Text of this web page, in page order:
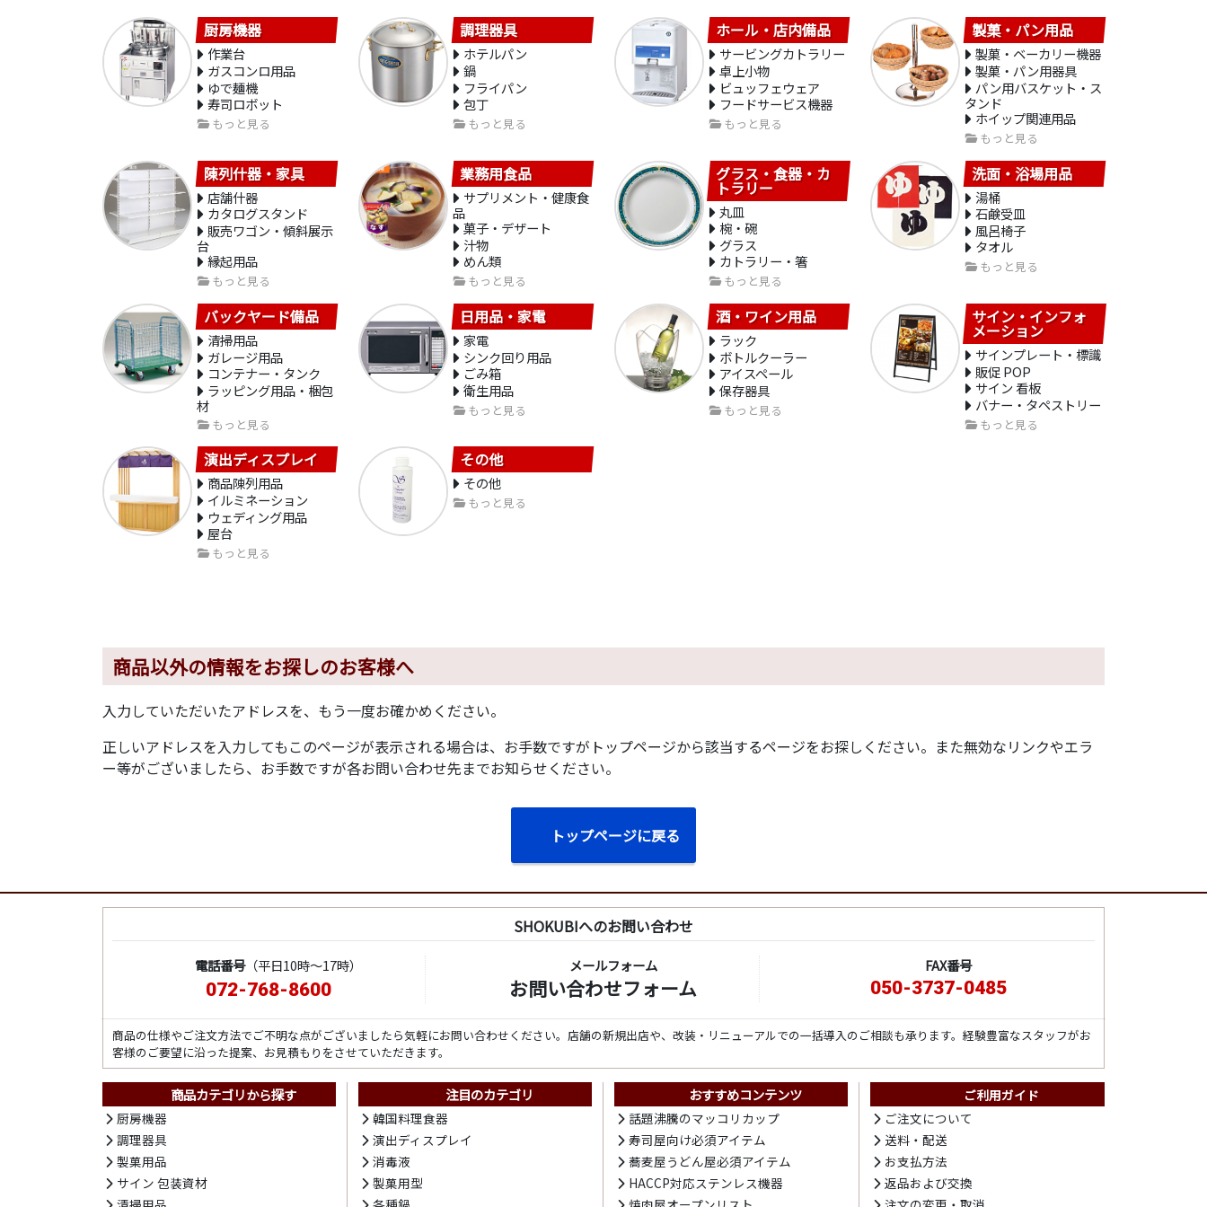
厨房機器
作業台
ガスコンロ用品
ゆで麺機
寿司ロボット
もっと見る
調理器具
ホテルパン
鍋
フライパン
包丁
もっと見る
ホール・店内備品
サービングカトラリー
卓上小物
ビュッフェウェア
フードサービス機器
もっと見る
製菓・パン用品
製菓・ベーカリー機器
製菓・パン用器具
パン用バスケット・ス
タンド
ホイップ関連用品
もっと見る
陳列什器・家具
店舗什器
カタログスタンド
販売ワゴン・傾斜展示
台
縁起用品
もっと見る
業務用食品
サプリメント・健康食
品
菓子・デザート
汁物
めん類
もっと見る
グラス・食器・カ
トラリー
丸皿
椀・碗
グラス
カトラリー・箸
もっと見る
洗面・浴場用品
湯桶
石鹸受皿
風呂椅子
タオル
もっと見る
バックヤード備品
清掃用品
ガレージ用品
コンテナー・タンク
ラッピング用品・梱包
材
もっと見る
日用品・家電
家電
シンク回り用品
ごみ箱
衛生用品
もっと見る
酒・ワイン用品
ラック
ボトルクーラー
アイスペール
保存器具
もっと見る
サイン・インフォ
メーション
サインプレート・標識
販促 POP
サイン 看板
バナー・タペストリー
もっと見る
演出ディスプレイ
商品陳列用品
イルミネーション
ウェディング用品
屋台
もっと見る
その他
その他
もっと見る
商品以外の情報をお探しのお客様へ
入力していただいたアドレスを、もう一度お確かめください。
正しいアドレスを入力してもこのページが表示される場合は、お手数ですがトップページから該当するページをお探しください。また無効なリンクやエラ
ー等がございましたら、お手数ですが各お問い合わせ先までお知らせください。
トップページに戻る
SHOKUBIへのお問い合わせ
電話番号（平日10時～17時）
072-768-8600
メールフォーム
お問い合わせフォーム
FAX番号
050-3737-0485
商品の仕様やご注文方法でご不明な点がございましたら気軽にお問い合わせください。店舗の新規出店や、改装・リニューアルでの一括導入のご相談も承ります。経験豊富なスタッフがお
客様のご要望に沿った提案、お見積もりをさせていただきます。
商品カテゴリから探す
厨房機器
調理器具
製菓用品
サイン 包装資材
注目のカテゴリ
韓国料理食器
演出ディスプレイ
消毒液
製菓用型
おすすめコンテンツ
話題沸騰のマッコリカップ
寿司屋向け必須アイテム
蕎麦屋うどん屋必須アイテム
HACCP対応ステンレス機器
ご利用ガイド
ご注文について
送料・配送
お支払方法
返品および交換